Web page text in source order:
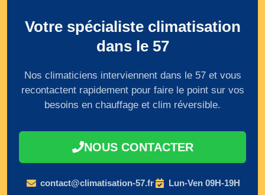
Votre spécialiste climatisation
dans le 57
Nos climaticiens interviennent dans le 57 et vous
recontactent rapidement pour faire le point sur vos
besoins en chauffage et clim réversible.
NOUS CONTACTER
contact@climatisation-57.fr Lun-Ven 09H-19H